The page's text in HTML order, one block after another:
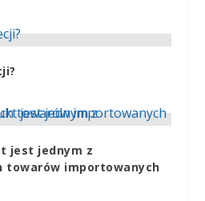
jest jednym z
towarów importowanych